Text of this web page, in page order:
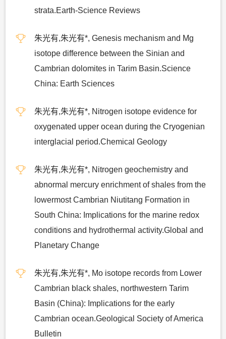
strata.Earth-Science Reviews
朱光有,朱光有*, Genesis mechanism and Mg
isotope difference between the Sinian and
Cambrian dolomites in Tarim Basin.Science
China: Earth Sciences
朱光有,朱光有*, Nitrogen isotope evidence for
oxygenated upper ocean during the Cryogenian
interglacial period.Chemical Geology
朱光有,朱光有*, Nitrogen geochemistry and
abnormal mercury enrichment of shales from the
lowermost Cambrian Niutitang Formation in
South China: Implications for the marine redox
conditions and hydrothermal activity.Global and
Planetary Change
朱光有,朱光有*, Mo isotope records from Lower
Cambrian black shales, northwestern Tarim
Basin (China): Implications for the early
Cambrian ocean.Geological Society of America
Bulletin